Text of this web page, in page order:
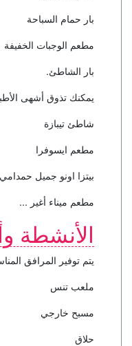
بار حمام السباحة
مطعم الوجبات الخفيفة
بار الشاطئ.
يمكنك تذوق أشهى
شاطئ تيبازة
مطعم ايسوفرا
بيتزا اونو جميل حمدامي
مطعم ميناء أغير ...
الأنشطة
يتم توفير المرافق
ملعب تنس
مسبح خارجي
حلاق